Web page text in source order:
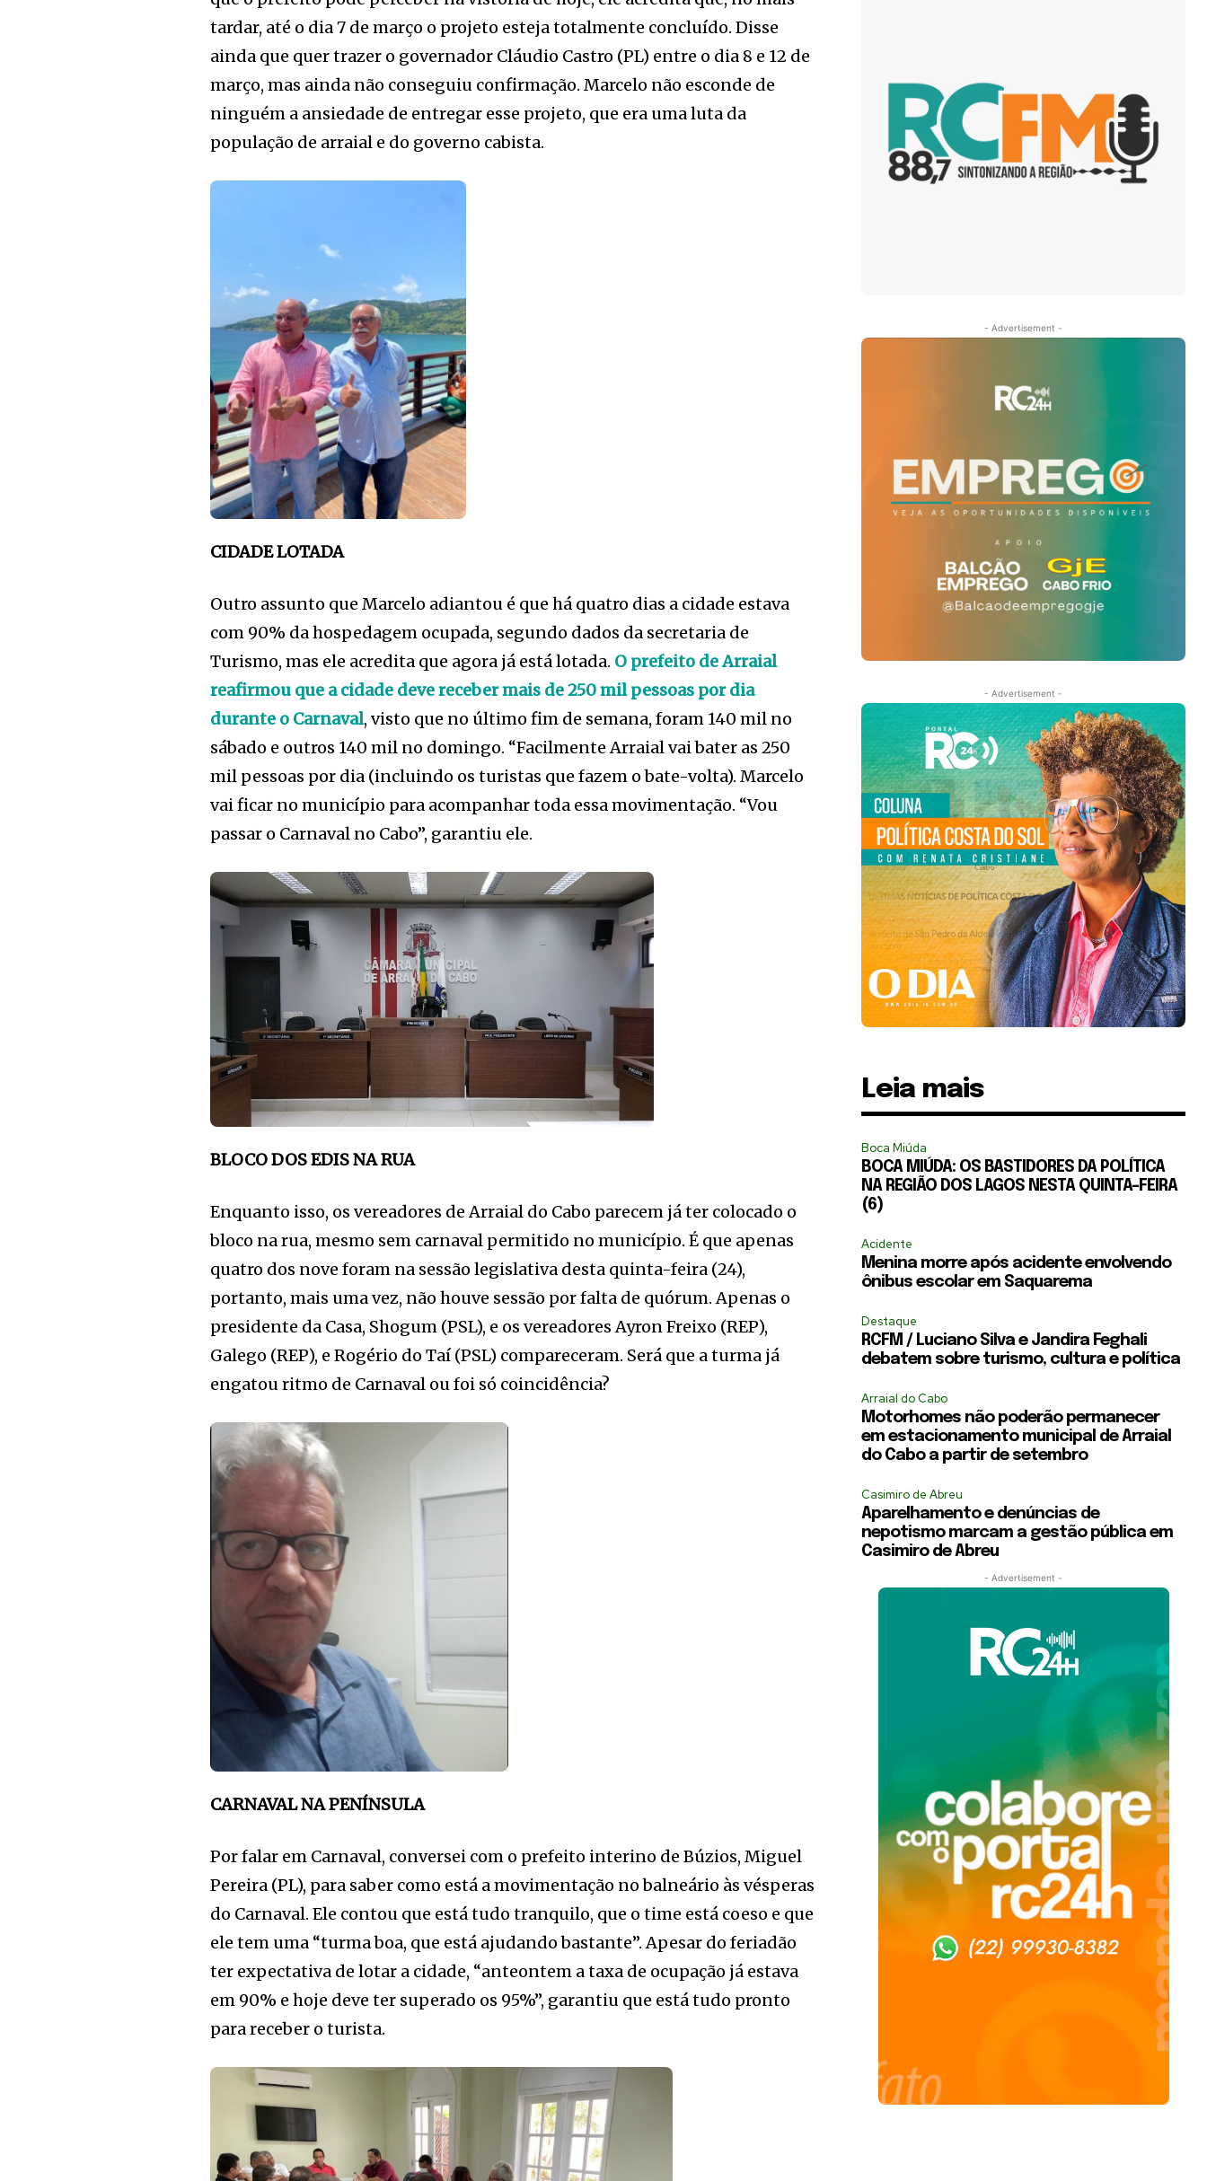
tardar, até o dia 7 de março o projeto esteja totalmente concluído. Disse
ainda que quer trazer o governador Cláudio Castro (PL) entre o dia 8 e 12 de
março, mas ainda não conseguiu confirmação. Marcelo não esconde de
ninguém a ansiedade de entregar esse projeto, que era uma luta da
população de arraial e do governo cabista.
CIDADE LOTADA
Outro assunto que Marcelo adiantou é que há quatro dias a cidade estava
com 90% da hospedagem ocupada, segundo dados da secretaria de
Turismo, mas ele acredita que agora já está lotada. O prefeito de Arraial
reafirmou que a cidade deve receber mais de 250 mil pessoas por dia
durante o Carnaval, visto que no último fim de semana, foram 140 mil no
sábado e outros 140 mil no domingo. “Facilmente Arraial vai bater as 250
mil pessoas por dia (incluindo os turistas que fazem o bate-volta). Marcelo
vai ficar no município para acompanhar toda essa movimentação. “Vou
passar o Carnaval no Cabo”, garantiu ele.
BLOCO DOS EDIS NA RUA
Enquanto isso, os vereadores de Arraial do Cabo parecem já ter colocado o
bloco na rua, mesmo sem carnaval permitido no município. É que apenas
quatro dos nove foram na sessão legislativa desta quinta-feira (24),
portanto, mais uma vez, não houve sessão por falta de quórum. Apenas o
presidente da Casa, Shogum (PSL), e os vereadores Ayron Freixo (REP),
Galego (REP), e Rogério do Taí (PSL) compareceram. Será que a turma já
engatou ritmo de Carnaval ou foi só coincidência?
CARNAVAL NA PENÍNSULA
Por falar em Carnaval, conversei com o prefeito interino de Búzios, Miguel
Pereira (PL), para saber como está a movimentação no balneário às vésperas
do Carnaval. Ele contou que está tudo tranquilo, que o time está coeso e que
ele tem uma “turma boa, que está ajudando bastante”. Apesar do feriadão
ter expectativa de lotar a cidade, “anteontem a taxa de ocupação já estava
em 90% e hoje deve ter superado os 95%”, garantiu que está tudo pronto
para receber o turista.
- Advertisement -
- Advertisement -
Leia mais
Boca Miúda
BOCA MIÚDA: OS BASTIDORES DA POLÍTICA
NA REGIÃO DOS LAGOS NESTA QUINTA-FEIRA
(6)
Acidente
Menina morre após acidente envolvendo
ônibus escolar em Saquarema
Destaque
RCFM / Luciano Silva e Jandira Feghali
debatem sobre turismo, cultura e política
Arraial do Cabo
Motorhomes não poderão permanecer
em estacionamento municipal de Arraial
do Cabo a partir de setembro
Casimiro de Abreu
Aparelhamento e denúncias de
nepotismo marcam a gestão pública em
Casimiro de Abreu
- Advertisement -